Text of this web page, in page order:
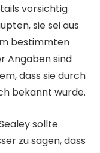
vorsichtig
sie sei aus
bestimmten
Angaben sind
dass sie durch
bekannt wurde.
sollte
zu sagen, dass